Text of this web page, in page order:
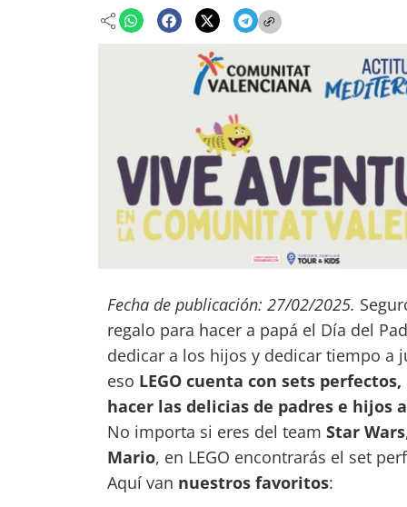
Fecha de publicación: 27/02/2025.
regalo para hacer a papá el Día del
dedicar a los hijos y dedicar tiempo a
eso LEGO cuenta con sets
hacer las delicias de padres e hijos
No importa si eres del team Star Wars
Mario, en LEGO encontrarás el set
Aquí van nuestros favoritos: